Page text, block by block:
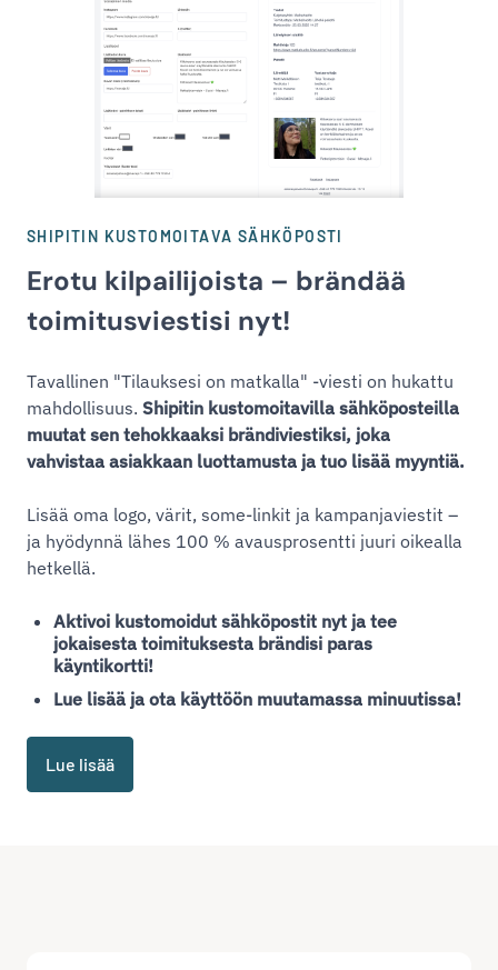
SHIPITIN KUSTOMOITAVA SÄHKÖPOSTI
Erotu kilpailijoista – brändää
toimitusviestisi nyt!
Tavallinen "Tilauksesi on matkalla" -viesti on hukattu
mahdollisuus. Shipitin kustomoitavilla sähköposteilla
muutat sen tehokkaaksi brändiviestiksi, joka
vahvistaa asiakkaan luottamusta ja tuo lisää myyntiä.
Lisää oma logo, värit, some-linkit ja kampanjaviestit –
ja hyödynnä lähes 100 % avausprosentti juuri oikealla
hetkellä.
Aktivoi kustomoidut sähköpostit nyt ja tee
jokaisesta toimituksesta brändisi paras
käyntikortti!
Lue lisää ja ota käyttöön muutamassa minuutissa!
Lue lisää